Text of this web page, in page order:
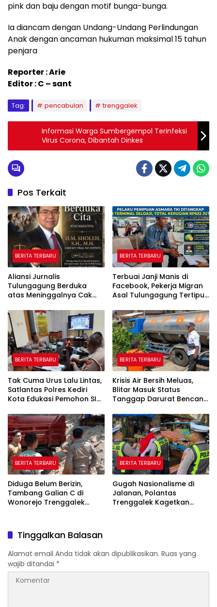
pink dan baju dengan motif bunga-bunga.
Ia diancam dengan Undang-Undang Perlindungan
Anak dengan ancaman hukuman maksimal 15 tahun
penjara
Reporter : Arie
Editor : C – sant
Tag: pencabulan trenggalek
Informasi Warga Sumbergempol Terinfeksi
Virus Corona, Dibantah Dinkes
Pos Terkait
BERITA TERBARU
Aliansi Jurnalis
Tulungagung Berduka
atas Meninggalnya Cak
“Beliau Pejuang Keadilan
yang Vokal”
BERITA TERBARU
Terbuai Janji Manis di
Facebook, Pekerja Migran
Asal Tulungagung Tertipu
BERITA TERBARU
Tak Cuma Urus Lalu Lintas,
Satlantas Polres Kediri
Kota Edukasi Pemohon SIM
Pelatihan AI
BERITA TERBARU
Krisis Air Bersih Meluas,
Blitar Masuk Status
Tanggap Darurat Bencana
BERITA TERBARU
Diduga Belum Berizin,
Tambang Galian C di
Wonorejo Trenggalek
BERITA TERBARU
Gugah Nasionalisme di
Jalanan, Polantas
Trenggalek Kagetkan
Tinggalkan Balasan
Alamat email Anda tidak akan dipublikasikan. Ruas yang
wajib ditandai *